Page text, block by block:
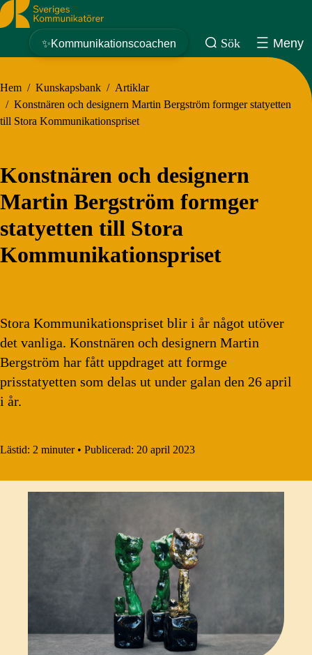
Sveriges Kommunikatörer
✨Kommunikationscoachen Sök Meny
Hem / Kunskapsbank / Artiklar
/ Konstnären och designern Martin Bergström formger statyetten
till Stora Kommunikationspriset
Konstnären och designern
Martin Bergström formger
statyetten till Stora
Kommunikationspriset
Stora Kommunikationspriset blir i år något utöver
det vanliga. Konstnären och designern Martin
Bergström har fått uppdraget att formge
prisstatyetten som delas ut under galan den 26 april
i år.
Lästid: 2 minuter • Publicerad: 20 april 2023